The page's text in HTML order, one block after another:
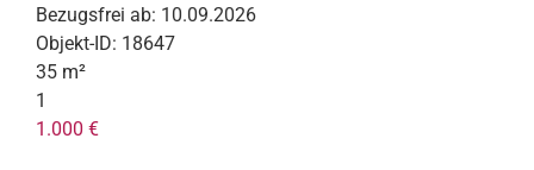
Bezugsfrei ab: 10.09.2026
Objekt-ID: 18647
35 m²
1
1.000 €